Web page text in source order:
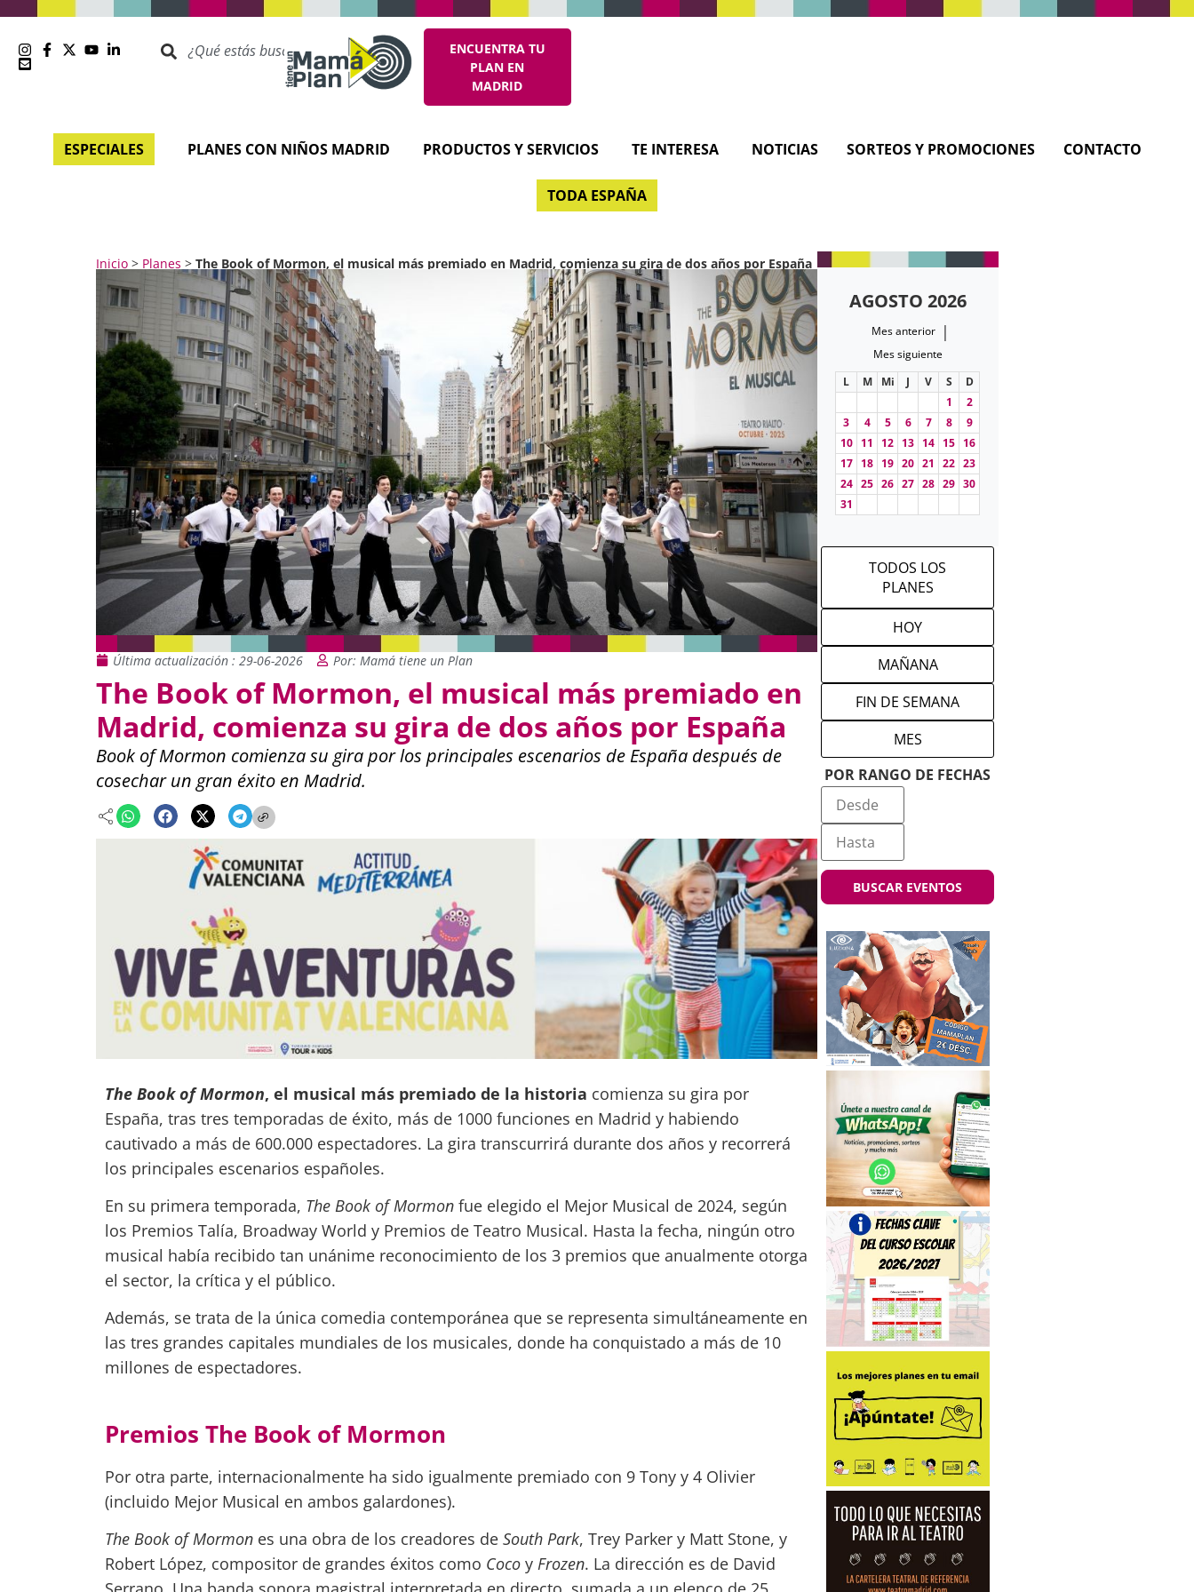
ENCUENTRA TU
PLAN EN
MADRID
ESPECIALES PLANES CON NIÑOS MADRID PRODUCTOS Y SERVICIOS TE INTERESA NOTICIAS SORTEOS Y PROMOCIONES CONTACTO
TODA ESPAÑA
Inicio> Planes > The Book of Mormon, el musical más premiado en Madrid, comienza su gira de dos años por España
Última actualización : 29-06-2026 Por: Mamá tiene un Plan
The Book of Mormon, el musical más premiado en
Madrid, comienza su gira de dos años por España
Book of Mormon comienza su gira por los principales escenarios de España después de
cosechar un gran éxito en Madrid.
The Book of Mormon, el musical más premiado de la historia comienza su gira por
España, tras tres temporadas de éxito, más de 1000 funciones en Madrid y habiendo
cautivado a más de 600.000 espectadores. La gira transcurrirá durante dos años y recorrerá
los principales escenarios españoles.
En su primera temporada, The Book of Mormon fue elegido el Mejor Musical de 2024, según
los Premios Talía, Broadway World y Premios de Teatro Musical. Hasta la fecha, ningún otro
musical había recibido tan unánime reconocimiento de los 3 premios que anualmente otorga
el sector, la crítica y el público.
Además, se trata de la única comedia contemporánea que se representa simultáneamente en
las tres grandes capitales mundiales de los musicales, donde ha conquistado a más de 10
millones de espectadores.
Premios The Book of Mormon
Por otra parte, internacionalmente ha sido igualmente premiado con 9 Tony y 4 Olivier
(incluido Mejor Musical en ambos galardones).
The Book of Mormon es una obra de los creadores de South Park, Trey Parker y Matt Stone, y
Robert López, compositor de grandes éxitos como Cocoy Frozen. La dirección es de David
AGOSTO 2026
Mes anterior |
Mes siguiente
L
M Mi J V S
D
1
2
3
4 5 6 7 8
9
10 11 12 13 14 15 16
17 18 19 20 21 22 23
24 25 26 27 28 29 30
31
TODOS LOS
PLANES
HOY
MAÑANA
FIN DE SEMANA
MES
POR RANGO DE FECHAS
BUSCAR EVENTOS